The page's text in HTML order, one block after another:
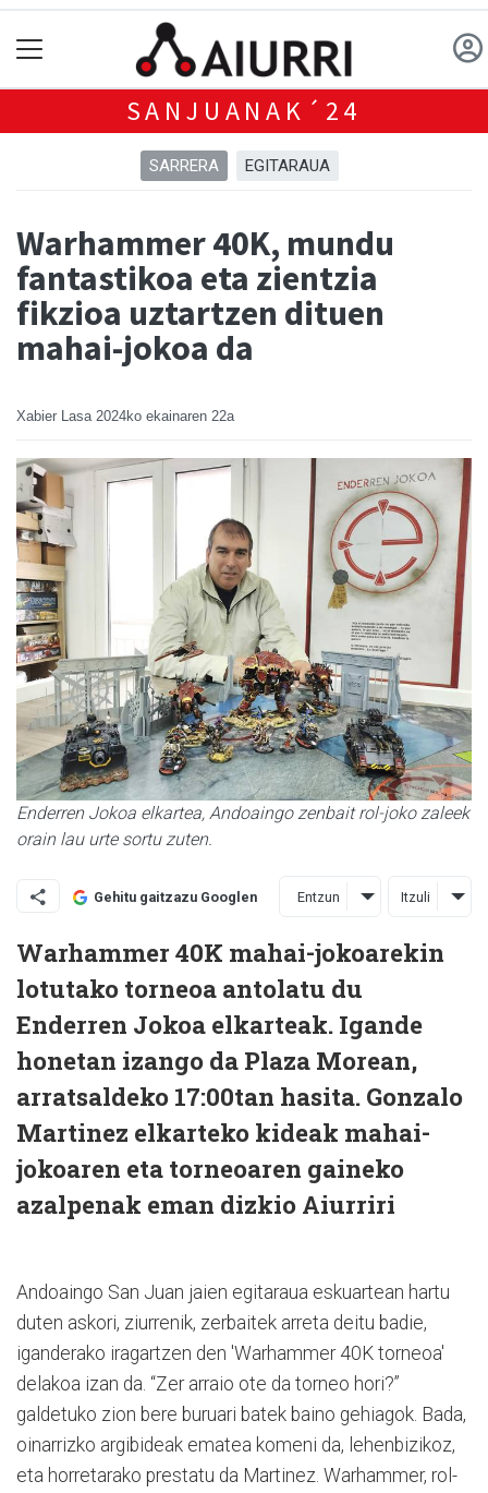
SANJUANAK´24
SARRERA EGITARAUA
Warhammer 40K, mundu
fantastikoa eta zientzia
fikzioa uztartzen dituen
mahai-jokoa da
Xabier Lasa 2024ko ekainaren 22a
Enderren Jokoa elkartea, Andoaingo zenbait rol-joko zaleek
orain lau urte sortu zuten.
Gehitu gaitzazu Googlen Entzun Itzuli
Warhammer 40K mahai-jokoarekin
lotutako torneoa antolatu du
Enderren Jokoa elkarteak. Igande
honetan izango da Plaza Morean,
arratsaldeko 17:00tan hasita. Gonzalo
Martinez elkarteko kideak mahai-
jokoaren eta torneoaren gaineko
azalpenak eman dizkio Aiurriri
Andoaingo San Juan jaien egitaraua eskuartean hartu
duten askori, ziurrenik, zerbaitek arreta deitu badie,
iganderako iragartzen den 'Warhammer 40K torneoa'
delakoa izan da. “Zer arraio ote da torneo hori?”
galdetuko zion bere buruari batek baino gehiagok. Bada,
oinarrizko argibideak ematea komeni da, lehenbizikoz,
eta horretarako prestatu da Martinez. Warhammer, rol-